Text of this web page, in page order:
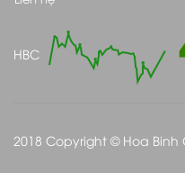
HBC
2018 Copyright © Hoa Binh